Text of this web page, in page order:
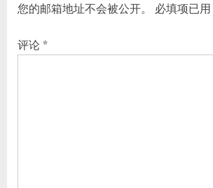
您的邮箱地址不会被公开。 必填项已用
评论 *